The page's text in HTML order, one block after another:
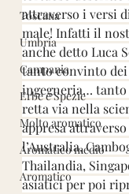
Toscana
Umbria
Campania
Erbe e Spezie
Molto aromatico
Aromatico medio
Aromatico
attraverso i versi
male! Infatti il
anche detto Luca
tanto convinto
ingegneria…
retta via nella
appresa
l’Australia,
Thailandia,
asiatici per poi